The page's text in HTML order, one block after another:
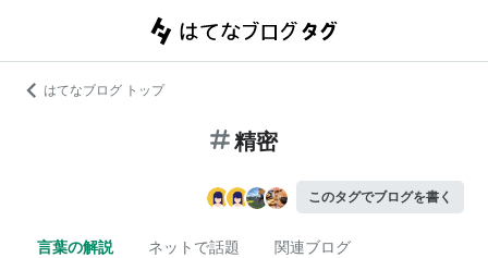
はてなブログ トップ
精密
このタグでブログを書く
言葉の解説 ネットで話題 関連ブログ